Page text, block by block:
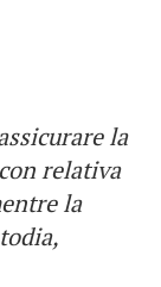
la
relativa
la